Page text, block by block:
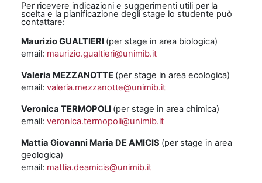
Per ricevere indicazioni e suggerimenti utili per la
scelta e la pianificazione degli stage lo studente può
contattare:
Maurizio GUALTIERI (per stage in area biologica)
email: maurizio.gualtieri@unimib.it
Valeria MEZZANOTTE (per stage in area ecologica)
email: valeria.mezzanotte@unimib.it
Veronica TERMOPOLI (per stage in area chimica)
email: veronica.termopoli@unimib.it
Mattia Giovanni Maria DE AMICIS (per stage in area
geologica)
email: mattia.deamicis@unimib.it